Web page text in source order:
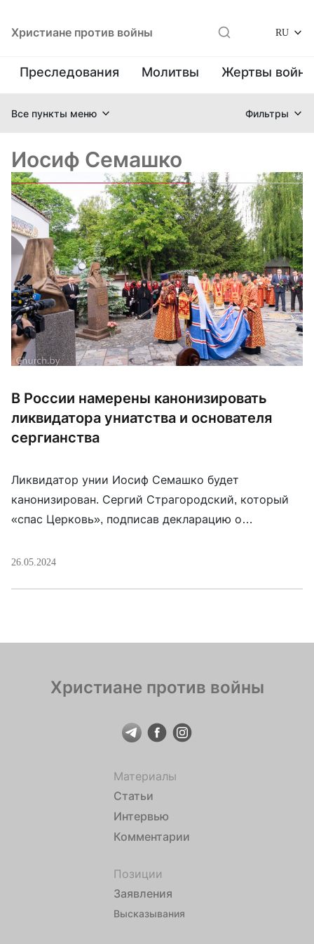
Христиане против войны RU
Преследования Молитвы Жертвы
Все пункты меню Фильтры
Иосиф Семашко
В России намерены канонизировать
ликвидатора униатства и основателя
сергианства
​​Ликвидатор унии Иосиф Семашко будет
канонизирован. Сергий Страгородский, который
«спас Церковь», подписав декларацию о
Уверенность в этом выразил функционер
26.05.2024
Христиане против войны
Материалы
Статьи
Интервью
Комментарии
Позиции
Заявления
Высказывания